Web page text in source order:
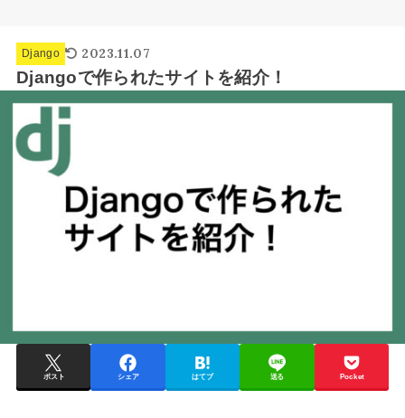
Django 2023.11.07
Djangoで作られたサイトを紹介！
ポスト シェア はてブ 送る Pocket